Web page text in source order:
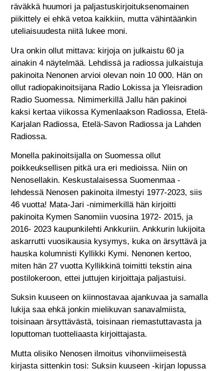
räväkkä huumori ja paljastuskirjoituksenomainen
piikittely ei ehkä vetoa kaikkiin, mutta vähintäänkin
uteliaisuudesta niitä lukee moni.
Ura onkin ollut mittava: kirjoja on julkaistu 60 ja
ainakin 4 näytelmää. Lehdissä ja radiossa julkaistuja
pakinoita Nenonen arvioi olevan noin 10 000. Hän on
ollut radiopakinoitsijana Radio Lokissa ja Yleisradion
Radio Suomessa. Nimimerkillä Jallu hän pakinoi
kaksi kertaa viikossa Kymenlaakson Radiossa, Etelä-
Karjalan Radiossa, Etelä-Savon Radiossa ja Lahden
Radiossa.
Monella pakinoitsijalla on Suomessa ollut
poikkeuksellisen pitkä ura eri medioissa. Niin on
Nenosellakin. Keskustalaisessa Suomenmaa -
lehdessä Nenosen pakinoita ilmestyi 1977-2023, siis
46 vuotta! Mata-Jari -nimimerkillä hän kirjoitti
pakinoita Kymen Sanomiin vuosina 1972- 2015, ja
2016- 2023 kaupunkilehti Ankkuriin. Ankkurin lukijoita
askarrutti vuosikausia kysymys, kuka on ärsyttävä ja
hauska kolumnisti Kyllikki Kymi. Nenonen kertoo,
miten hän 27 vuotta Kyllikkinä toimitti tekstin aina
postilokeroon, ettei juttujen kirjoittaja paljastuisi.
Suksin kuuseen on kiinnostavaa ajankuvaa ja samalla
lukija saa ehkä jonkin mielikuvan sanavalmiista,
toisinaan ärsyttävästä, toisinaan riemastuttavasta ja
loputtoman tuotteliaasta kirjoittajasta.
Mutta olisiko Nenosen ilmoitus vihonviimeisestä
kirjasta sittenkin tosi: Suksin kuuseen -kirjan lopussa